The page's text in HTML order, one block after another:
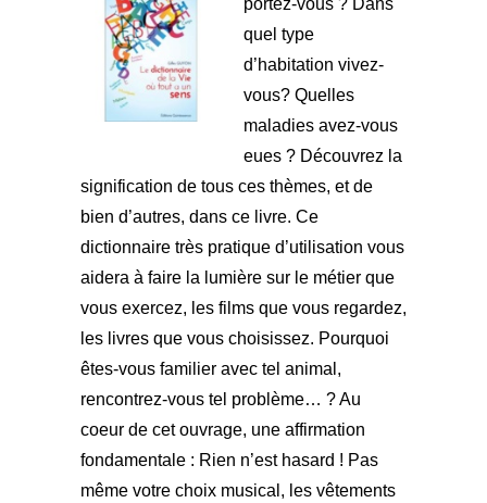
portez-vous ? Dans
quel type
d’habitation vivez-
vous? Quelles
maladies avez-vous
eues ? Découvrez la
signification de tous ces thèmes, et de
bien d’autres, dans ce livre. Ce
dictionnaire très pratique d’utilisation vous
aidera à faire la lumière sur le métier que
vous exercez, les films que vous regardez,
les livres que vous choisissez. Pourquoi
êtes-vous familier avec tel animal,
rencontrez-vous tel problème… ? Au
coeur de cet ouvrage, une affirmation
fondamentale : Rien n’est hasard ! Pas
même votre choix musical, les vêtements